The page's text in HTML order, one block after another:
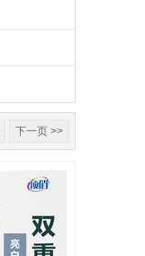
下一页 >>